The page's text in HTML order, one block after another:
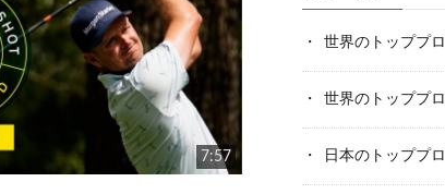
7:57
世界のトッププ
世界のトッププ
日本のトッププ